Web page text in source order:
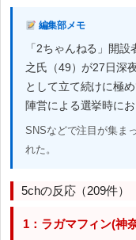
編集部メモ
「2ちゃんねる」開
之氏（49）が27日深
として立て続けに極
陣営による選挙時に
SNSなどで注目が集ま
れた。
5chの反応（209件）
1：ラガマフィン(神